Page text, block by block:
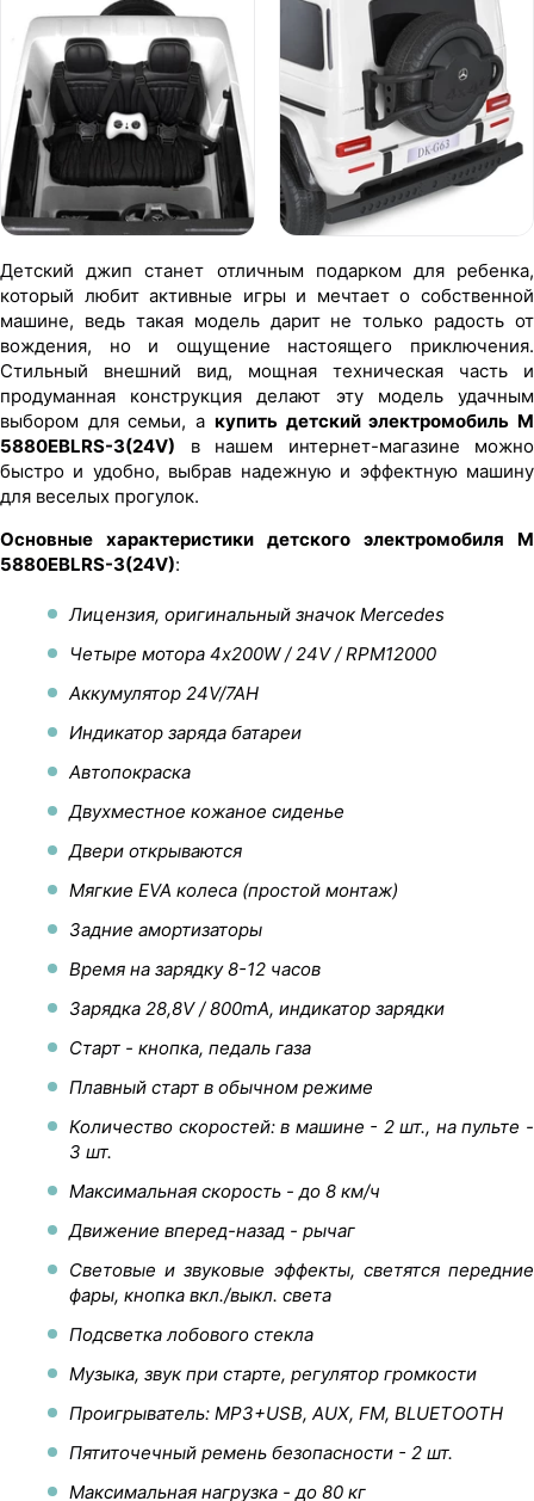
Детский джип станет отличным подарком для ребенка,
который любит активные игры и мечтает о собственной
машине, ведь такая модель дарит не только радость от
вождения, но и ощущение настоящего приключения.
Стильный внешний вид, мощная техническая часть и
продуманная конструкция делают эту модель удачным
выбором для семьи, а купить детский электромобиль M
5880EBLRS-3(24V) в нашем интернет-магазине можно
быстро и удобно, выбрав надежную и эффектную машину
для веселых прогулок.
Основные характеристики детского электромобиля M
5880EBLRS-3(24V):
Лицензия, оригинальный значок Mercedes
Четыре мотора 4х200W / 24V / RPM12000
Аккумулятор 24V/7AH
Индикатор заряда батареи
Автопокраска
Двухместное кожаное сиденье
Двери открываются
Мягкие EVA колеса (простой монтаж)
Задние амортизаторы
Время на зарядку 8-12 часов
Зарядка 28,8V / 800mA, индикатор зарядки
Старт - кнопка, педаль газа
Плавный старт в обычном режиме
Количество скоростей: в машине - 2 шт., на пульте -
3 шт.
Максимальная скорость - до 8 км/ч
Движение вперед-назад - рычаг
Световые и звуковые эффекты, светятся передние
фары, кнопка вкл./выкл. света
Подсветка лобового стекла
Музыка, звук при старте, регулятор громкости
Проигрыватель: MP3+USB, AUX, FM, BLUETOOTH
Пятиточечный ремень безопасности - 2 шт.
Максимальная нагрузка - до 80 кг